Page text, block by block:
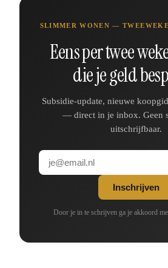
SLIMMER WONEN —
Eens per twee
die je geld
Subsidie-update, nieuwe
— direct in je inbox. Geen
uitschrijfbaar.
Inschrijven
Door je in te schrijven ga je akkoord